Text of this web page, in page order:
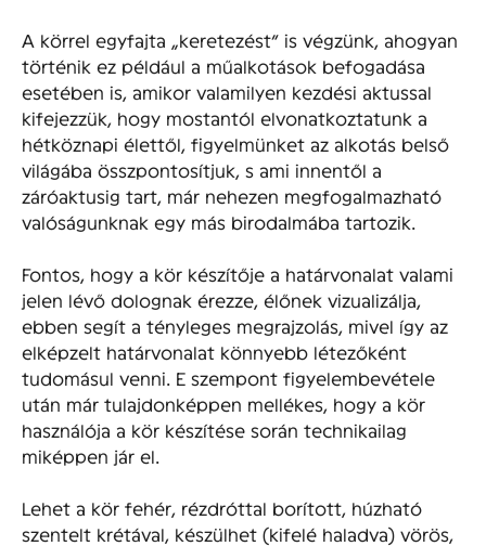
A körrel egyfajta „keretezést” is végzünk, ahogyan
történik ez például a műalkotások befogadása
esetében is, amikor valamilyen kezdési aktussal
kifejezzük, hogy mostantól elvonatkoztatunk a
hétköznapi élettől, figyelmünket az alkotás belső
világába összpontosítjuk, s ami innentől a
záróaktusig tart, már nehezen megfogalmazható
valóságunknak egy más birodalmába tartozik.
Fontos, hogy a kör készítője a határvonalat valami
jelen lévő dolognak érezze, élőnek vizualizálja,
ebben segít a tényleges megrajzolás, mivel így az
elképzelt határvonalat könnyebb létezőként
tudomásul venni. E szempont figyelembevétele
után már tulajdonképpen mellékes, hogy a kör
használója a kör készítése során technikailag
miképpen jár el.
Lehet a kör fehér, rézdróttal borított, húzható
szentelt krétával, készülhet (kifelé haladva) vörös,